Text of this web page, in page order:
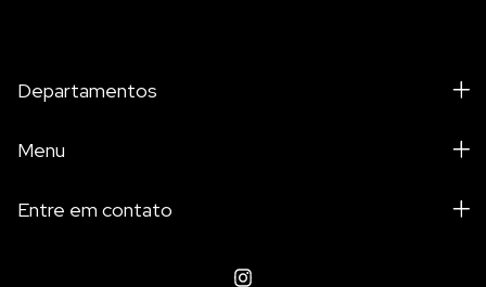
Departamentos
Menu
Entre em contato